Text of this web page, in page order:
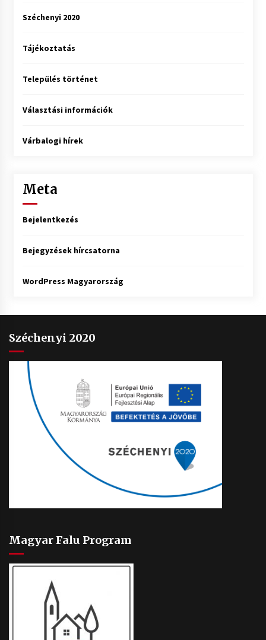
Széchenyi 2020
Tájékoztatás
Település történet
Választási információk
Várbalogi hírek
Meta
Bejelentkezés
Bejegyzések hírcsatorna
WordPress Magyarország
Széchenyi 2020
Magyar Falu Program